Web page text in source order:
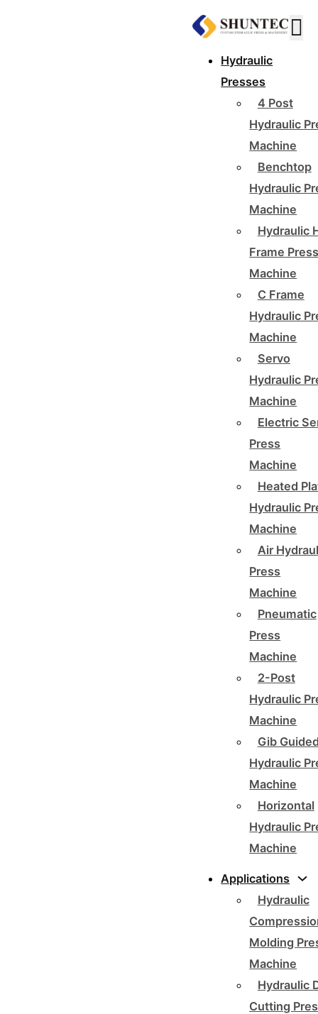
Hydraulic
Presses
4 Post
Hydraulic
Machine
Benchtop
Hydraulic
Machine
Hydraulic
Frame
Machine
C Frame
Hydraulic
Machine
Servo
Hydraulic
Machine
Electric
Press
Machine
Heated
Hydraulic
Machine
Air
Press
Machine
Pneumatic
Press
Machine
2-Post
Hydraulic
Machine
Gib
Hydraulic
Machine
Horizontal
Hydraulic
Machine
Applications
Hydraulic
Molding
Machine
Hydraulic
Cutting